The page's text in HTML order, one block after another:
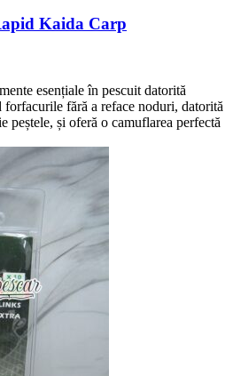
Kaida Carp
esențiale în pescuit datorită
fără a reface noduri, datorită
peștele, și oferă o camuflarea perfectă